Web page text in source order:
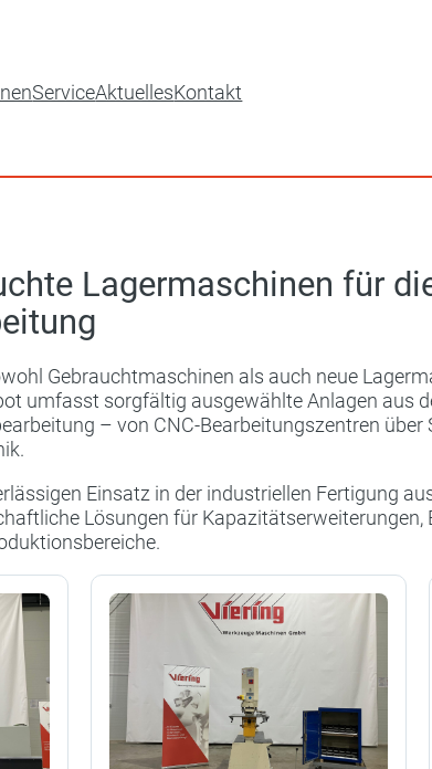
ServiceAktuellesKontakt
Lagermaschinen für
Gebrauchtmaschinen als auch neue
umfasst sorgfältig ausgewählte Anlagen aus
– von CNC-Bearbeitungszentren
Einsatz in der industriellen Fertigung
Lösungen für Kapazitätserweiterungen,